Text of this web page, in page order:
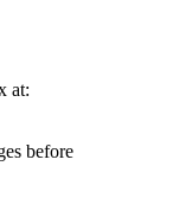
at:
before